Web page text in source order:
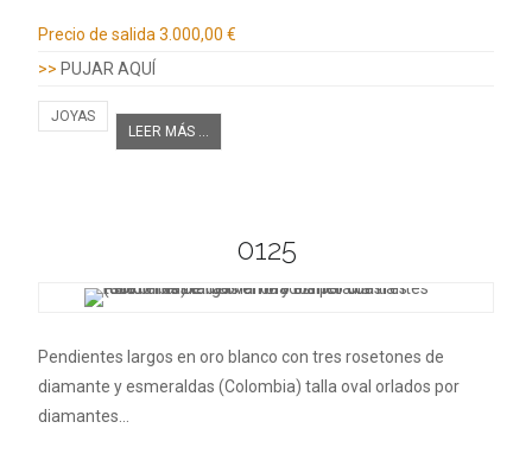
Precio de salida 3.000,00 €
>> PUJAR AQUÍ
JOYAS
LEER MÁS ...
0125
Pendientes largos en oro blanco con tres rosetones de
diamante y esmeraldas (Colombia) talla oval orlados por
diamantes…